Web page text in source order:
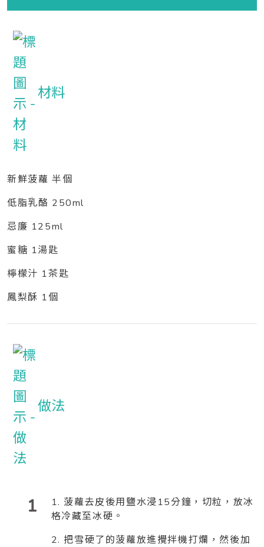
材料
新鮮菠蘿 半個
低脂乳酪 250ml
忌廉 125ml
蜜糖 1湯匙
檸檬汁 1茶匙
鳳梨酥 1個
做法
1
1. 菠蘿去皮後用鹽水浸15分鐘，切粒，放冰
格冷藏至冰硬。
2. 把雪硬了的菠蘿放進攪拌機打爛，然後加